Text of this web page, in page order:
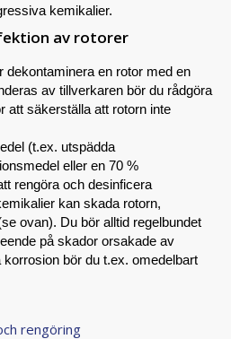
kemikalier.
av rotorer
dekontaminera en rotor med en
av tillverkaren bör du rådgöra
att säkerställa att rotorn inte
(t.ex. utspädda
eller en 70 %
rengöra och desinficera
kan skada rotorn,
ovan). Du bör alltid regelbundet
på skador orsakade av
bör du t.ex. omedelbart
rengöring